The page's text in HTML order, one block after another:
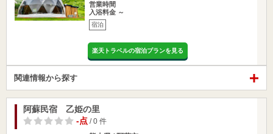
営業時間
入浴料金 ～
宿泊
楽天トラベルの宿泊プランを見る
関連情報から探す
阿蘇民宿 乙姫の里
-点 / 0 件